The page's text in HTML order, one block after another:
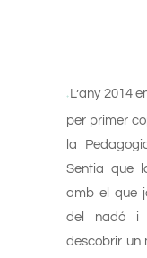
+ L’any 2014
per primer
la
Sentia que
amb el que
del nadó i
descobrir un